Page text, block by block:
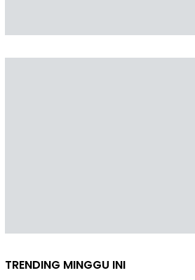
TRENDING MINGGU INI